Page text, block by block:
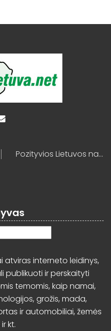
Pozityvios Lietuvos naujienos
atviras interneto leidinys,
publikuoti ir perskaityti
temomis, kaip namai,
grožis, mada,
ir automobiliai, žemės
kt.